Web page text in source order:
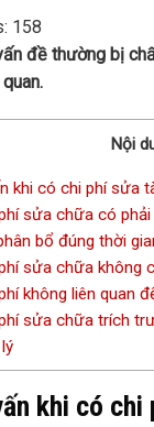
158
đề thường bị
Nội
khi có chi phí sửa
sửa chữa có
bổ đúng thời
sửa chữa không
không liên quan
sửa chữa trích
khi có